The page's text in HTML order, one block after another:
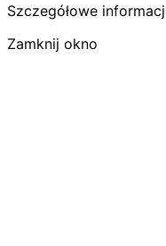
Szczegółowe
Zamknij okno